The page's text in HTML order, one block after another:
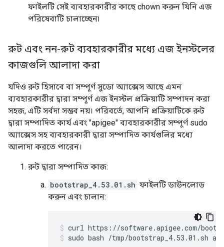
ফাইলটি সেই ব্যবহারকারীর কাছে chown করুন যিনি এজ
পরিষেবাটি চালাচ্ছেন৷
রুট এবং নন-রুট ব্যবহারকারীর মধ্যে এজ ইনস্টলের
কাজগুলি আলাদা করা
যদিও রুট হিসাবে বা সম্পূর্ণ সুডো অ্যাক্সেস আছে এমন
ব্যবহারকারীর দ্বারা সম্পূর্ণ এজ ইনস্টল প্রক্রিয়াটি সম্পাদন করা
সহজ, এটি সর্বদা সম্ভব নয়। পরিবর্তে, আপনি প্রক্রিয়াটিকে রুট
দ্বারা সম্পাদিত কার্য এবং "apigee" ব্যবহারকারীর সম্পূর্ণ sudo
অ্যাক্সেস সহ ব্যবহারকারী দ্বারা সম্পাদিত কার্যগুলির মধ্যে
আলাদা করতে পারেন।
রুট দ্বারা সম্পাদিত কাজ:
bootstrap_4.53.01.sh ফাইলটি ডাউনলোড
করুন এবং চালান:
sudo bash /tmp/bootstrap_4.53.01.sh